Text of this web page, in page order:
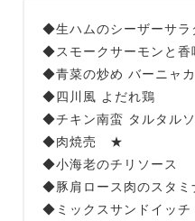
◆生ハムのシーザーサラ
◆スモークサーモンと香
◆青菜の炒め バーニャ
◆四川風 よだれ鶏
◆チキン南蛮 タルタル
◆肉焼売 ★
◆小海老のチリソース
◆豚肩ロース肉のスタ
◆ミックスサンドイッチ